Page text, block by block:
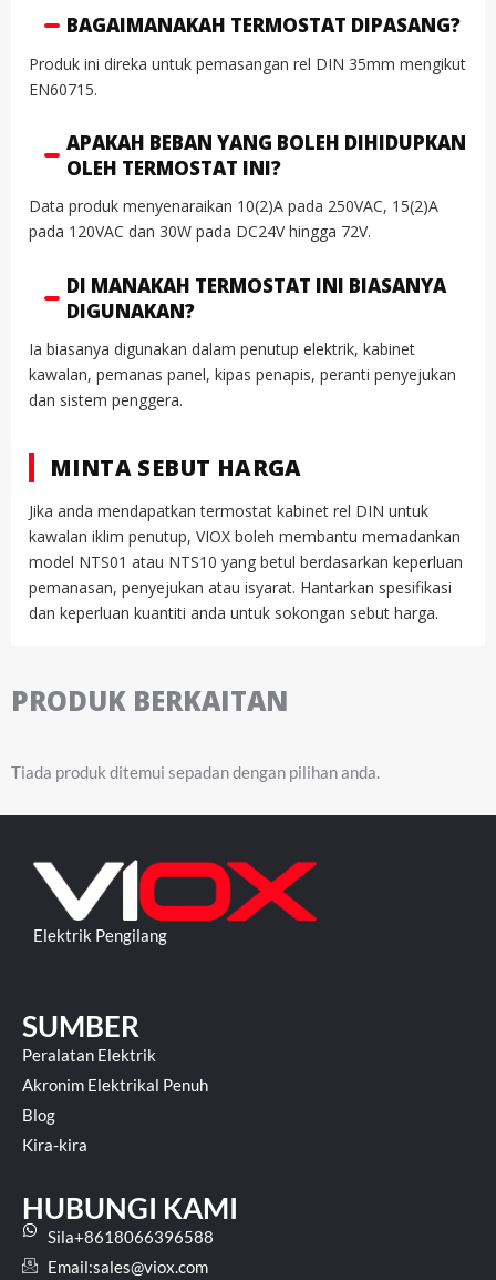
BAGAIMANAKAH TERMOSTAT DIPASANG?
Produk ini direka untuk pemasangan rel DIN 35mm mengikut
EN60715.
APAKAH BEBAN YANG BOLEH DIHIDUPKAN
OLEH TERMOSTAT INI?
Data produk menyenaraikan 10(2)A pada 250VAC, 15(2)A
pada 120VAC dan 30W pada DC24V hingga 72V.
DI MANAKAH TERMOSTAT INI BIASANYA
DIGUNAKAN?
Ia biasanya digunakan dalam penutup elektrik, kabinet
kawalan, pemanas panel, kipas penapis, peranti penyejukan
dan sistem penggera.
MINTA SEBUT HARGA
Jika anda mendapatkan termostat kabinet rel DIN untuk
kawalan iklim penutup, VIOX boleh membantu memadankan
model NTS01 atau NTS10 yang betul berdasarkan keperluan
pemanasan, penyejukan atau isyarat. Hantarkan spesifikasi
dan keperluan kuantiti anda untuk sokongan sebut harga.
PRODUK BERKAITAN
Tiada produk ditemui sepadan dengan pilihan anda.
Elektrik Pengilang
SUMBER
Peralatan Elektrik
Akronim Elektrikal Penuh
Blog
Kira-kira
HUBUNGI KAMI
Sila+8618066396588
Email:sales@viox.com